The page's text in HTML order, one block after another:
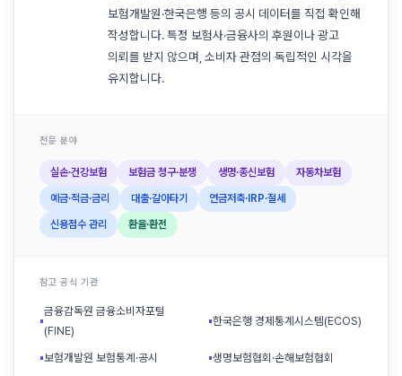
보험개발원·한국은행 등의 공시 데이터를 직접 확인해
작성합니다. 특정 보험사·금융사의 후원이나 광고
의뢰를 받지 않으며, 소비자 관점의 독립적인 시각을
유지합니다.
전문 분야
실손·건강보험 보험금 청구·분쟁 생명·종신보험 자동차보험
예금·적금·금리 대출·갈아타기 연금저축·IRP·절세
신용점수 관리 환율·환전
참고 공식 기관
▪
금융감독원 금융소비자포털
(FINE)
▪한국은행 경제통계시스템(ECOS)
▪보험개발원 보험통계·공시 ▪생명보험협회·손해보험협회